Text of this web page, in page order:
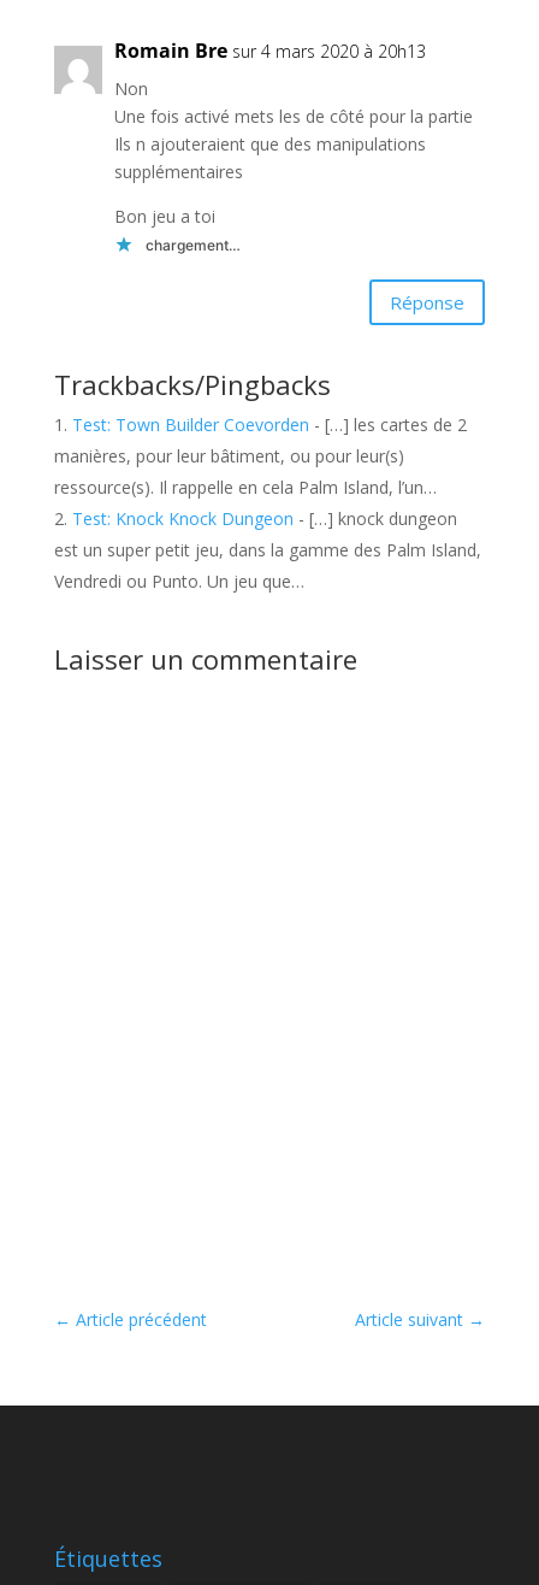
Romain Bre sur 4 mars 2020 à 20h13
Non
Une fois activé mets les de côté pour la partie
Ils n ajouteraient que des manipulations
supplémentaires
Bon jeu a toi
chargement…
Réponse
Trackbacks/Pingbacks
Test: Town Builder Coevorden - […] les cartes de 2
manières, pour leur bâtiment, ou pour leur(s)
ressource(s). Il rappelle en cela Palm Island, l’un…
Test: Knock Knock Dungeon - […] knock dungeon
est un super petit jeu, dans la gamme des Palm Island,
Vendredi ou Punto. Un jeu que…
Laisser un commentaire
← Article précédent Article suivant →
Étiquettes